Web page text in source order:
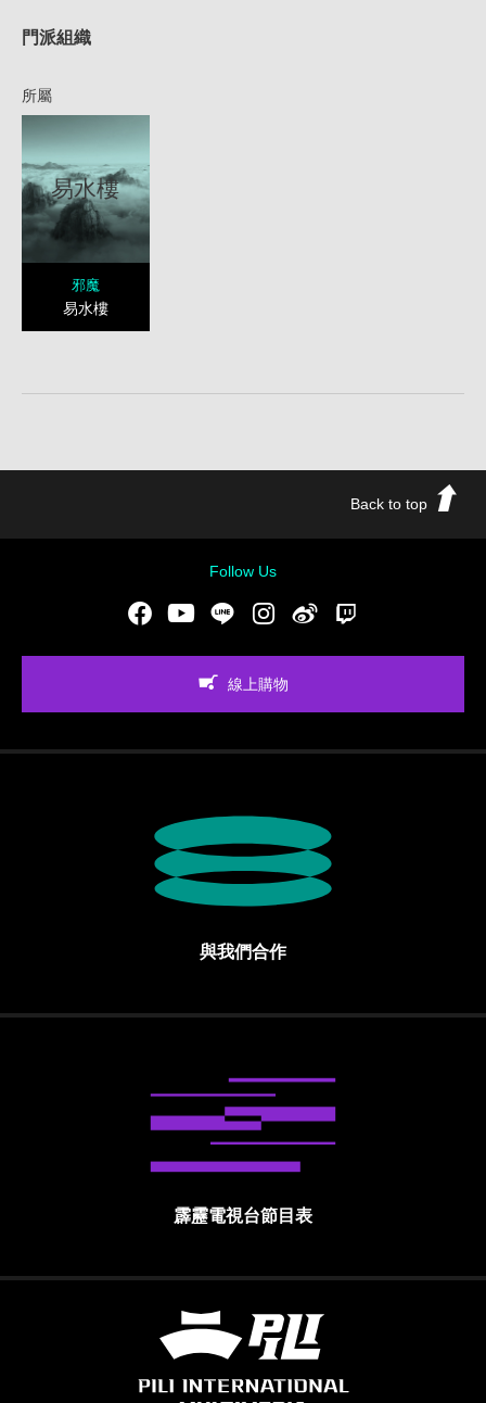
門派組織
所屬
易水樓
邪魔
易水樓
Back to top
Follow Us
FacebookYoutubeLINE Instgram新浪微博
線上購物
與我們合作
霹靂電視台節目表
霹靂國際多媒體股份有限公司 PILI